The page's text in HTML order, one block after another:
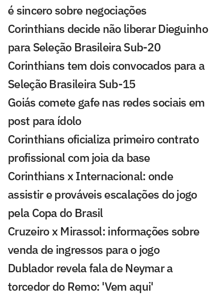
é sincero sobre negociações
Corinthians decide não liberar Dieguinho
para Seleção Brasileira Sub-20
Corinthians tem dois convocados para a
Seleção Brasileira Sub-15
Goiás comete gafe nas redes sociais em
post para ídolo
Corinthians oficializa primeiro contrato
profissional com joia da base
Corinthians x Internacional: onde
assistir e prováveis escalações do jogo
pela Copa do Brasil
Cruzeiro x Mirassol: informações sobre
venda de ingressos para o jogo
Dublador revela fala de Neymar a
torcedor do Remo: 'Vem aqui'